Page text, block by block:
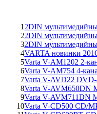
1 2DIN
22DIN
32DIN
4VARTA новинки
5Varta V-AM1202 2-
6Varta V-AM754 4-
7Varta V-AVD22 DVD-
8Varta V-AVM650DN
9Varta V-AVM711DN
10Varta V-CD500 CD/